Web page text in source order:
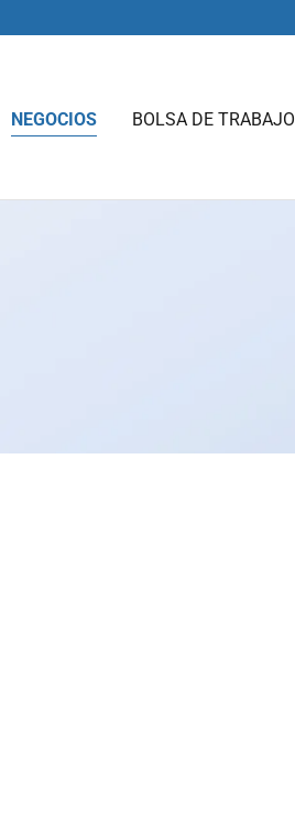
NEGOCIOS BOLSA DE TRABAJO